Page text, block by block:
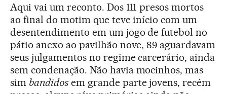
Aqui vai um reconto. Dos 111 presos mortos
ao final do motim que teve início com um
desentendimento em um jogo de futebol no
pátio anexo ao pavilhão nove, 89 aguardavam
seus julgamentos no regime carcerário, ainda
sem condenação. Não havia mocinhos, mas
sim bandidosem grande parte jovens, recém